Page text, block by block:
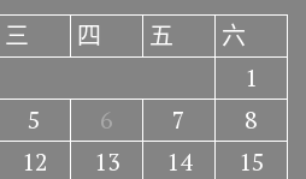
三 四 五
六
1
5 6 7
8
12 13 14
15